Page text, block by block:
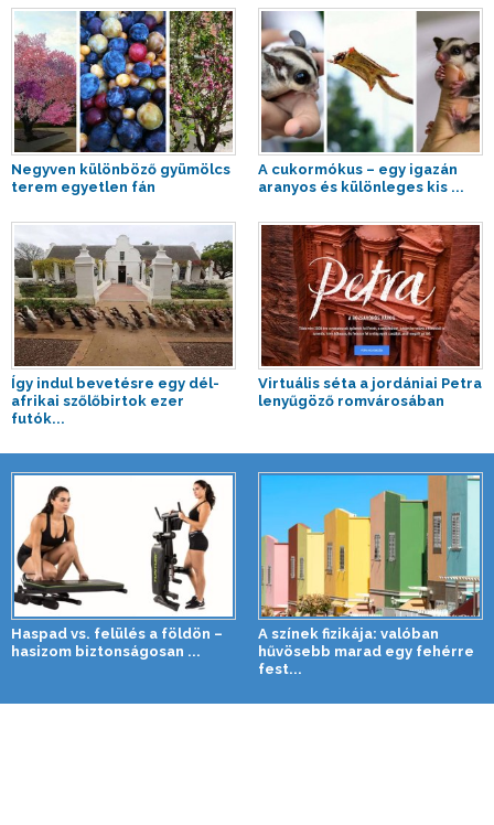
Negyven különböző gyümölcs
terem egyetlen fán
A cukormókus – egy igazán
aranyos és különleges kis ...
Így indul bevetésre egy dél-
afrikai szőlőbirtok ezer
futók...
Virtuális séta a jordániai Petra
lenyűgöző romvárosában
Haspad vs. felülés a földön –
hasizom biztonságosan ...
A színek fizikája: valóban
hűvösebb marad egy fehérre
fest...